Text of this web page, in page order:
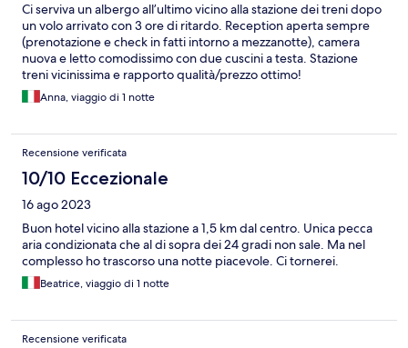
Ci serviva un albergo all’ultimo vicino alla stazione dei treni dopo
un volo arrivato con 3 ore di ritardo. Reception aperta sempre
(prenotazione e check in fatti intorno a mezzanotte), camera
nuova e letto comodissimo con due cuscini a testa. Stazione
treni vicinissima e rapporto qualità/prezzo ottimo!
Anna, viaggio di 1 notte
Recensione verificata
10/10 Eccezionale
16 ago 2023
Buon hotel vicino alla stazione a 1,5 km dal centro. Unica pecca
aria condizionata che al di sopra dei 24 gradi non sale. Ma nel
complesso ho trascorso una notte piacevole. Ci tornerei.
Beatrice, viaggio di 1 notte
Recensione verificata